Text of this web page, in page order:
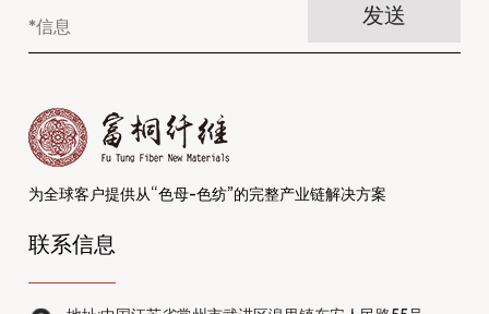
为全球客户提供从“色母-色纺”的完整产业链解决方案
联系信息